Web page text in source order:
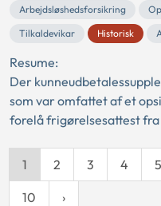
Arbejdsløshedsforsikring
Tilkaldevikar
Historisk
Resume:
Der
som var omfattet af et
forelå frigørelsesattest
1 2 3 4 5
10